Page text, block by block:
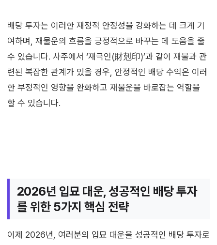
배당 투자는 이러한 재정적 안정성을 강화하는 데 크게 기
여하며, 재물운의 흐름을 긍정적으로 바꾸는 데 도움을 줄
수 있습니다. 사주에서 ‘재극인(財剋印)’과 같이 재물과 관
련된 복잡한 관계가 있을 경우, 안정적인 배당 수익은 이러
한 부정적인 영향을 완화하고 재물운을 바로잡는 역할을
할 수 있습니다.
2026년 입묘 대운, 성공적인 배당 투자
를 위한 5가지 핵심 전략
이제 2026년, 여러분의 입묘 대운을 성공적인 배당 투자로